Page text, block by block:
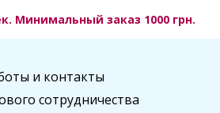
Минимальный заказ 1000 грн.
и контакты
сотрудничества